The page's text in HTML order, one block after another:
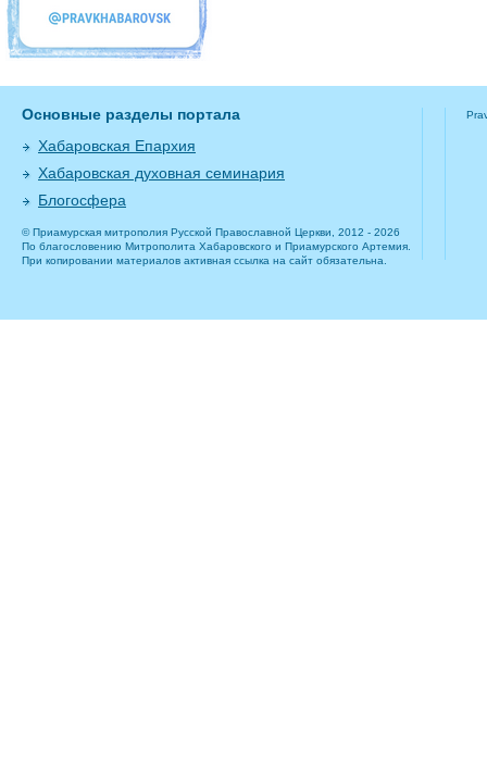
Основные разделы портала
Хабаровская Епархия
Хабаровская духовная семинария
Блогосфера
© Приамурская митрополия Русской Православной Церкви, 2012 - 2026
По благословению Митрополита Хабаровского и Приамурского Артемия.
При копировании материалов активная ссылка на сайт обязательна.